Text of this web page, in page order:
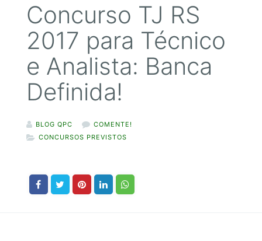
Concurso TJ RS
2017 para Técnico
e Analista: Banca
Definida!
BLOG QPC
COMENTE!
CONCURSOS PREVISTOS